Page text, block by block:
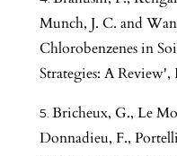
Munch, J. C. and
Chlorobenzenes in
Strategies: A Review',
Bricheux, G., Le
Donnadieu, F.,